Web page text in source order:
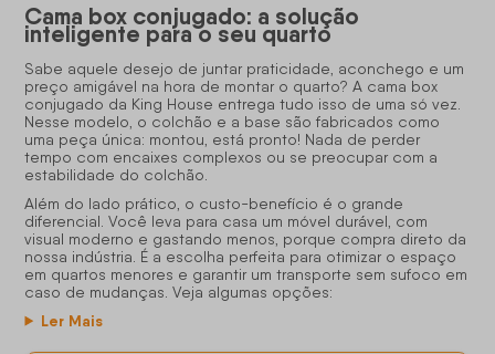
Cama box conjugado: a solução
inteligente para o seu quarto
Sabe aquele desejo de juntar praticidade, aconchego e um
preço amigável na hora de montar o quarto? A cama box
conjugado da King House entrega tudo isso de uma só vez.
Nesse modelo, o colchão e a base são fabricados como
uma peça única: montou, está pronto! Nada de perder
tempo com encaixes complexos ou se preocupar com a
estabilidade do colchão.
Além do lado prático, o custo-benefício é o grande
diferencial. Você leva para casa um móvel durável, com
visual moderno e gastando menos, porque compra direto da
nossa indústria. É a escolha perfeita para otimizar o espaço
em quartos menores e garantir um transporte sem sufoco em
caso de mudanças. Veja algumas opções:
Ler Mais